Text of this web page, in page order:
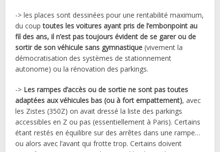
-> les places sont dessinées pour une rentabilité maximum,
du couptoutes les voitures ayant pris de l’embonpoint au
fil des ans, il n’est pas toujours évident de se garer ou de
sortir de son véhicule sans gymnastique (vivement la
démocratisation des systèmes de stationnement
autonome) ou la rénovation des parkings.
-> Les rampes d’accès ou de sortie ne sont pas toutes
adaptées aux véhicules bas (ou à fort empattement), avec
les Zistes (350Z) on avait dressé la liste des parkings
accessibles en Z ou pas (essentiellement à Paris). Certains
étant restés en équilibre sur des arrêtes dans une rampe…
ou alors avec l’avant qui frotte trop. Certains doivent